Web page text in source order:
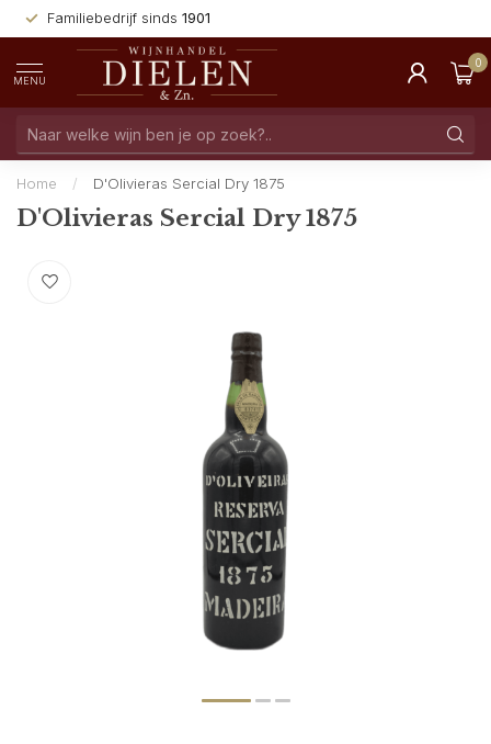
Familiebedrijf sinds 1901
MENU
0
Home / D'Olivieras Sercial Dry 1875
D'Olivieras Sercial Dry 1875